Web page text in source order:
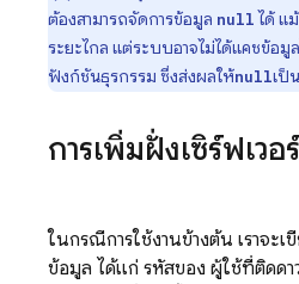
ต้องสามารถจัดการข้อมูล null ได้ แ
ระยะไกล แต่ระบบอาจไม่ได้แคชข้อมูล
ฟังก์ชันธุรกรรม ซึ่งส่งผลให้nullเป็
การเพิ่มฝั่งเซิร์ฟเว
ในกรณีการใช้งานข้างต้น เราจะเ
ข้อมูล ได้แก่ รหัสของ ผู้ใช้ที่ติดดา